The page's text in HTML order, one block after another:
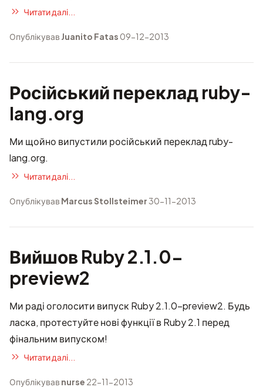
Читати далі...
Опублікував Juanito Fatas 09-12-2013
Російський переклад ruby-
lang.org
Ми щойно випустили російський переклад ruby-
lang.org.
Читати далі...
Опублікував Marcus Stollsteimer30-11-2013
Вийшов Ruby 2.1.0-
preview2
Ми раді оголосити випуск Ruby 2.1.0-preview2. Будь
ласка, протестуйте нові функції в Ruby 2.1 перед
фінальним випуском!
Читати далі...
Опублікував nurse 22-11-2013